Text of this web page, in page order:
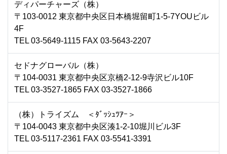
ディパーチャーズ（株）
〒103-0012 東京都中央区日本橋堀留町1-5-7YOUビル
4F
TEL 03-5649-1115 FAX 03-5643-2207
セドナグローバル（株）
〒104-0031 東京都中央区京橋2-12-9寺沢ビル10F
TEL 03-3527-1865 FAX 03-3527-1866
（株）トライズム ＜ﾀﾞｯｼｭﾂｱｰ＞
〒104-0043 東京都中央区湊1-2-10堀川ビル3F
TEL 03-5117-2361 FAX 03-5541-3391